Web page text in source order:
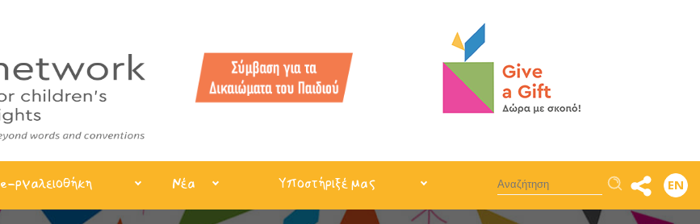
e-ργαλειοθήκη Νέα Υποστήριξέ μας Αναζήτηση EN